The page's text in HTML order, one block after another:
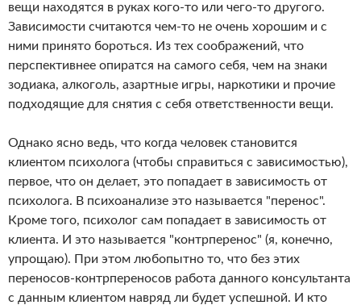
вещи находятся в руках кого-то или чего-то другого.
Зависимости считаются чем-то не очень хорошим и с
ними принято бороться. Из тех соображений, что
перспективнее опиратся на самого себя, чем на знаки
зодиака, алкоголь, азартные игры, наркотики и прочие
подходящие для снятия с себя ответственности вещи.
Однако ясно ведь, что когда человек становится
клиентом психолога (чтобы справиться с зависимостью),
первое, что он делает, это попадает в зависимость от
психолога. В психоанализе это называется "перенос".
Кроме того, психолог сам попадает в зависимость от
клиента. И это называется "контрперенос" (я, конечно,
упрощаю). При этом любопытно то, что без этих
переносов-контрпереносов работа данного консультанта
с данным клиентом навряд ли будет успешной. И кто